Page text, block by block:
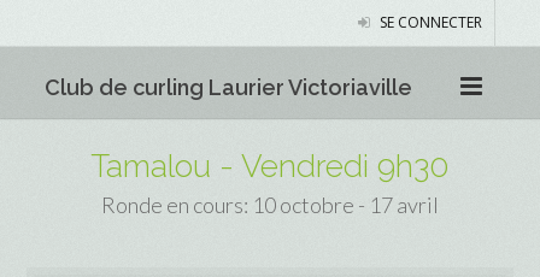
SE CONNECTER
Club de curling Laurier Victoriaville
Tamalou - Vendredi 9h30
Ronde en cours: 10 octobre - 17 avril